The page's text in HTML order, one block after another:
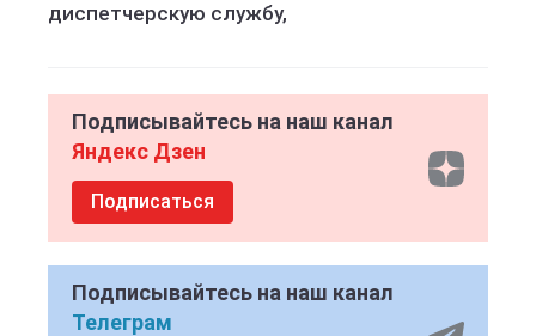
диспетчерскую службу,
Подписывайтесь на наш канал
Яндекс Дзен
Подписаться
Подписывайтесь на наш канал
Телеграм